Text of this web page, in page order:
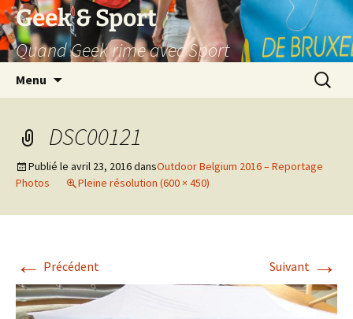
Aller
au
contenu
Geek & Sport
Quand Geek rime avec Sport
Menu
DSC00121
Publié le avril 23, 2016dansOutdoor Belgium 2016 – Reportage
Photos
Pleine résolution (600 × 450)
← Précédent Suivant →